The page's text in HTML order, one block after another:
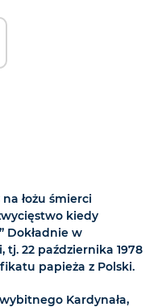
łożu śmierci
kiedy
Dokładnie w
tj. 22 października 1978
papieża z Polski.
Kardynała,